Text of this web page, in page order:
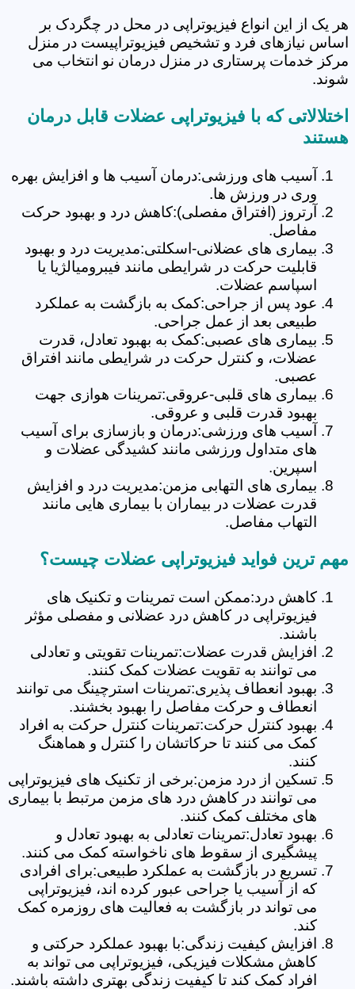
هر یک از این انواع فیزیوتراپی در محل در چگردک بر
اساس نیازهای فرد و تشخیص فیزیوتراپیست در منزل
مرکز خدمات پرستاری در منزل درمان نو انتخاب می
شوند.
اختلالاتی که با فیزیوتراپی عضلات قابل درمان
هستند
آسیب های ورزشی:درمان آسیب ها و افزایش بهره
وری در ورزش ها.
آرتروز (افتراق مفصلی):کاهش درد و بهبود حرکت
مفاصل.
بیماری های عضلانی-اسکلتی:مدیریت درد و بهبود
قابلیت حرکت در شرایطی مانند فیبرومیالژیا یا
اسپاسم عضلات.
عود پس از جراحی:کمک به بازگشت به عملکرد
طبیعی بعد از عمل جراحی.
بیماری های عصبی:کمک به بهبود تعادل، قدرت
عضلات، و کنترل حرکت در شرایطی مانند افتراق
عصبی.
بیماری های قلبی-عروقی:تمرینات هوازی جهت
بهبود قدرت قلبی و عروقی.
آسیب های ورزشی:درمان و بازسازی برای آسیب
های متداول ورزشی مانند کشیدگی عضلات و
اسپرین.
بیماری های التهابی مزمن:مدیریت درد و افزایش
قدرت عضلات در بیماران با بیماری هایی مانند
التهاب مفاصل.
مهم ترین فواید فیزیوتراپی عضلات چیست؟
کاهش درد:ممکن است تمرینات و تکنیک های
فیزیوتراپی در کاهش درد عضلانی و مفصلی مؤثر
باشند.
افزایش قدرت عضلات:تمرینات تقویتی و تعادلی
می توانند به تقویت عضلات کمک کنند.
بهبود انعطاف پذیری:تمرینات استرچینگ می توانند
انعطاف و حرکت مفاصل را بهبود بخشند.
بهبود کنترل حرکت:تمرینات کنترل حرکت به افراد
کمک می کنند تا حرکاتشان را کنترل و هماهنگ
کنند.
تسکین از درد مزمن:برخی از تکنیک های فیزیوتراپی
می توانند در کاهش درد های مزمن مرتبط با بیماری
های مختلف کمک کنند.
بهبود تعادل:تمرینات تعادلی به بهبود تعادل و
پیشگیری از سقوط های ناخواسته کمک می کنند.
تسریع در بازگشت به عملکرد طبیعی:برای افرادی
که از آسیب یا جراحی عبور کرده اند، فیزیوتراپی
می تواند در بازگشت به فعالیت های روزمره کمک
کند.
افزایش کیفیت زندگی:با بهبود عملکرد حرکتی و
کاهش مشکلات فیزیکی، فیزیوتراپی می تواند به
افراد کمک کند تا کیفیت زندگی بهتری داشته باشند.